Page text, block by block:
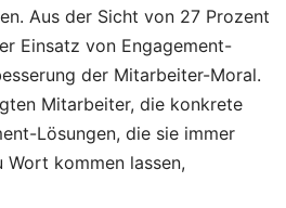
Aus der Sicht von 27 Prozent
Einsatz von Engagement-
der Mitarbeiter-Moral.
Mitarbeiter, die konkrete
Lösungen, die sie immer
kommen lassen,